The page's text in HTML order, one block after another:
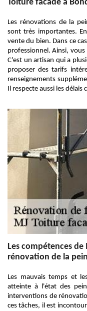
Toiture facade à
Les rénovations de la
sont très importantes.
vente du bien. Dans ce
professionnel. Ainsi, vous
C'est un artisan qui a
proposer des tarifs
renseignements
Il respecte aussi les délais
Les compétences
rénovation de la
Les mauvais temps et
atteinte à l'état des
interventions de
ces tâches, il est